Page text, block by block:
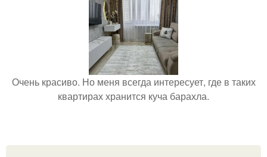
Очень красиво. Но меня всегда интересует, где в таких
квартирах хранится куча барахла.